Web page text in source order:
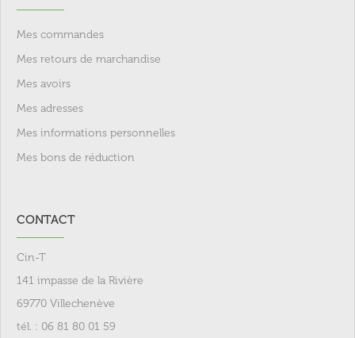
Mes commandes
Mes retours de marchandise
Mes avoirs
Mes adresses
Mes informations personnelles
Mes bons de réduction
CONTACT
Cin-T
141 impasse de la Rivière
69770 Villechenève
tél. : 06 81 80 01 59